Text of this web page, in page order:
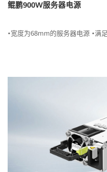
鲲鹏900W服务器电源
•宽度为68mm的服务器电源 •满